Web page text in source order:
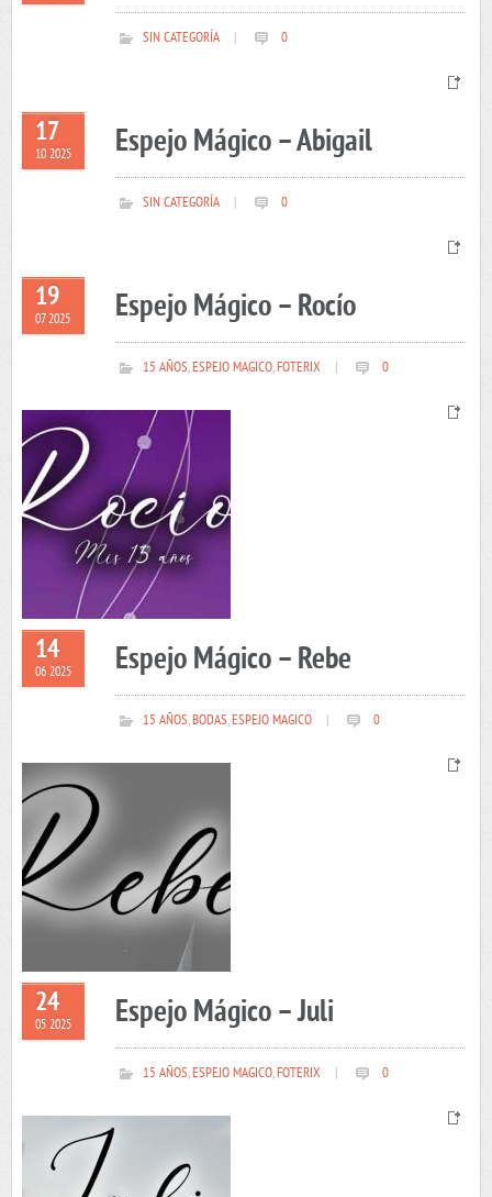
SIN CATEGORÍA 0
17
10 2025 Espejo Mágico – Abigail
SIN CATEGORÍA 0
19
07 2025 Espejo Mágico – Rocío
15 AÑOS,ESPEJO MAGICO,FOTERIX 0
14
06 2025 Espejo Mágico – Rebe
15 AÑOS,BODAS,ESPEJO MAGICO 0
24
05 2025 Espejo Mágico – Juli
15 AÑOS,ESPEJO MAGICO,FOTERIX 0